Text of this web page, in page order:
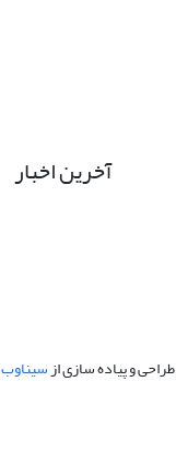
آخرین اخبار
طراحی و پیاده سازی ازسیناوب